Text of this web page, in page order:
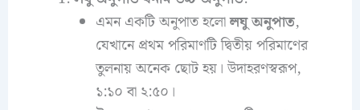
এমন একটি অনুপাত হলোলঘু অনুপাত,
যেখানে প্রথম পরিমাণটি দ্বিতীয় পরিমাণের
তুলনায় অনেক ছোট হয়। উদাহরণস্বরূপ,
১:১০ বা ২:৫০।